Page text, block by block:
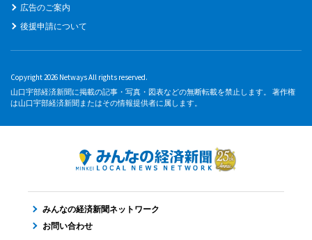
広告のご案内
後援申請について
Copyright 2026 Netways All rights reserved.
山口宇部経済新聞に掲載の記事・写真・図表などの無断転載を禁止します。 著作権
は山口宇部経済新聞またはその情報提供者に属します。
みんなの経済新聞ネットワーク
お問い合わせ